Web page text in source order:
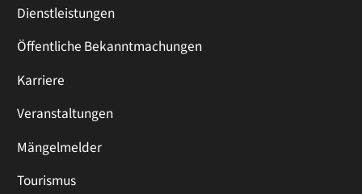
Dienstleistungen
Öffentliche Bekanntmachungen
Karriere
Veranstaltungen
Mängelmelder
Tourismus